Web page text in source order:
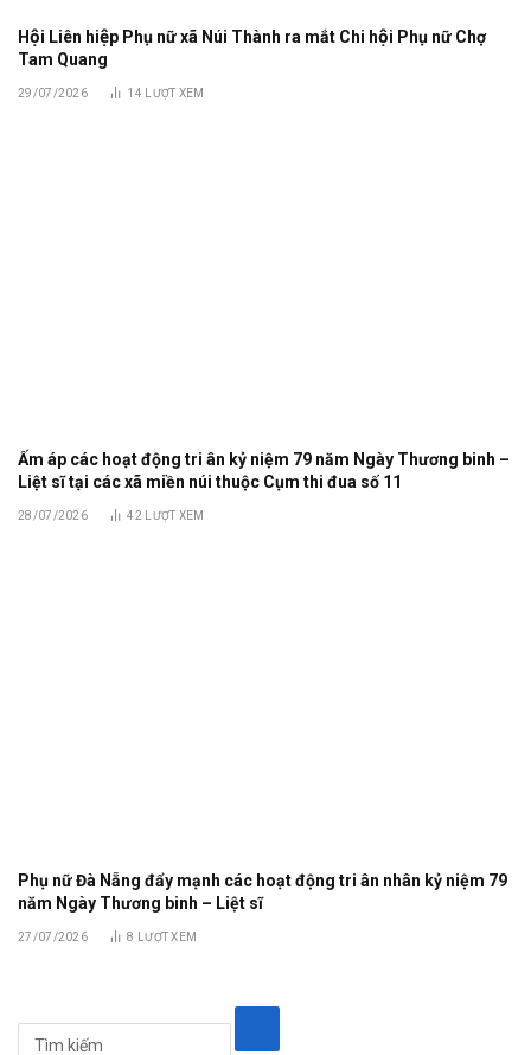
Hội Liên hiệp Phụ nữ xã Núi Thành ra mắt Chi hội Phụ nữ Chợ
Tam Quang
29/07/2026 14 LƯỢT XEM
Ấm áp các hoạt động tri ân kỷ niệm 79 năm Ngày Thương binh –
Liệt sĩ tại các xã miền núi thuộc Cụm thi đua số 11
28/07/2026 42 LƯỢT XEM
Phụ nữ Đà Nẵng đẩy mạnh các hoạt động tri ân nhân kỷ niệm 79
năm Ngày Thương binh – Liệt sĩ
27/07/2026 8 LƯỢT XEM